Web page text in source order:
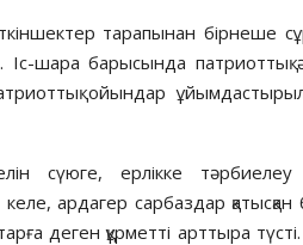
тарапынан бірнеше
Іс-шара барысында
ойындар
сүюге, ерлікке
ардагер сарбаздар қатысқан
деген құрметті арттыра